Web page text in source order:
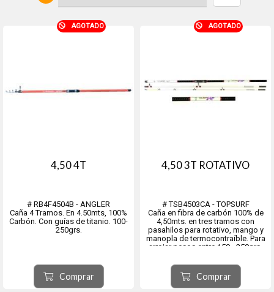
AGOTADO
4,50 4T
# RB4F4504B - ANGLER
Caña 4 Tramos. En 4.50mts, 100%
Carbón. Con guías de titanio. 100-
250grs.
Comprar
AGOTADO
4,50 3T ROTATIVO
# TSB4503CA - TOPSURF
Caña en fibra de carbón 100% de
4,50mts. en tres tramos con
pasahilos para rotativo, mango y
manopla de termocontraíble. Para
arrojar pesos entre 150 - 250grs.
Comprar